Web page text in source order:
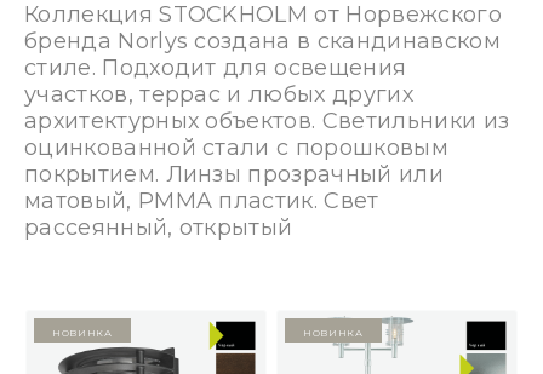
Коллекция STOCKHOLM от Норвежского
бренда Norlys создана в скандинавском
стиле. Подходит для освещения
участков, террас и любых других
архитектурных объектов. Светильники из
оцинкованной стали с порошковым
покрытием. Линзы прозрачный или
матовый, PMMA пластик. Свет
рассеянный, открытый
Новинка Новинка